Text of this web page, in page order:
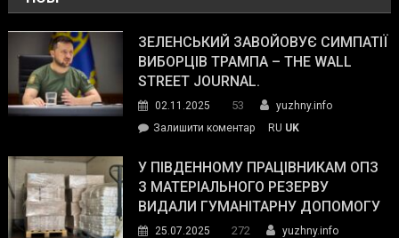
ЗЕЛЕНСЬКИЙ ЗАВОЙОВУЄ СИМПАТІЇ
ВИБОРЦІВ ТРАМПА – THE WALL
STREET JOURNAL.
02.11.2025 53
yuzhny.info
Залишити коментарon
завойовує
симпатії
виборців
RU UK
У ПІВДЕННОМУ ПРАЦІВНИКАМ ОПЗ
З МАТЕРІАЛЬНОГО РЕЗЕРВУ
ВИДАЛИ ГУМАНІТАРНУ ДОПОМОГУ
25.07.2025 272
yuzhny.info